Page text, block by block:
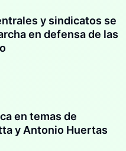
y sindicatos se
en defensa de las
en temas de
y Antonio Huertas